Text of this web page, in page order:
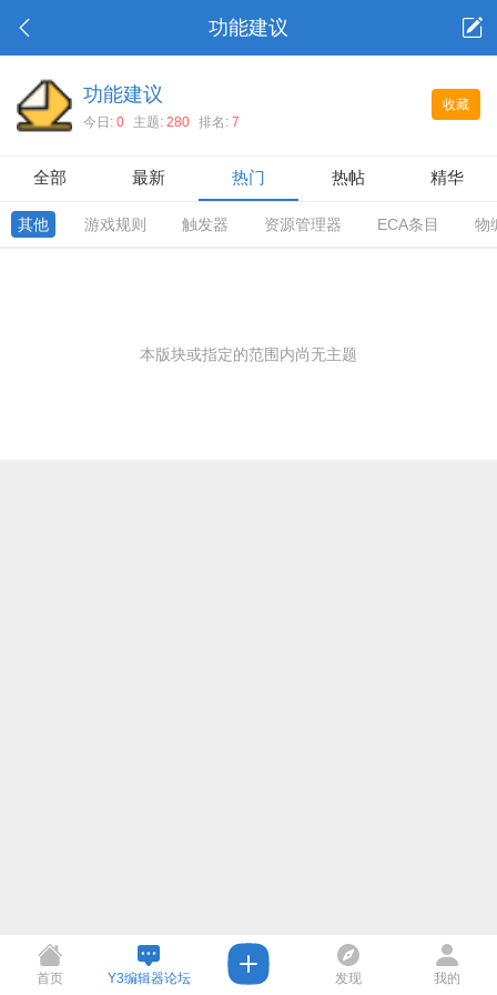
功能建议
收藏
功能建议
今日: 0 主题: 280 排名: 7
全部 最新 热门 热帖 精华
其他 游戏规则 触发器 资源管理器 ECA条目 物
本版块或指定的范围内尚无主题
首页 Y3编辑器论坛 发现 我的